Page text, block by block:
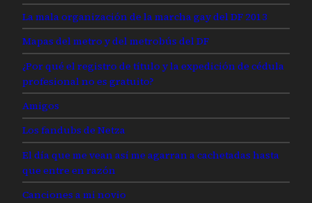
La mala organización de la marcha gay del DF 2013
Mapas del metro y del metrobús del DF
¿Por qué el registro de título y la expedición de cédula
profesional no es gratuito?
Amigos
Los fandubs de Netza
El día que me vean así me agarran a cachetadas hasta
que entre en razón
Canciones a mi novio